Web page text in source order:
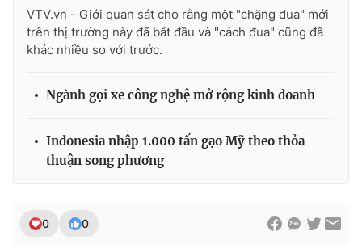
® Cấm sao chép dưới mọi hình thức nếu không có sự chấp
thuận bằng văn bản. Ghi rõ nguồn VTV.vn khi phát hành lại
thông tin từ website này.
VTV.vn - Giới quan sát cho rằng một "chặng đua" mới
trên thị trường này đã bắt đầu và "cách đua" cũng đã
khác nhiều so với trước.
Ngành gọi xe công nghệ mở rộng kinh doanh
Indonesia nhập 1.000 tấn gạo Mỹ theo thỏa
thuận song phương
0 0